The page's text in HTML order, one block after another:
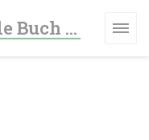
Restaurant à La Teste de Buch - Le fer à cheval